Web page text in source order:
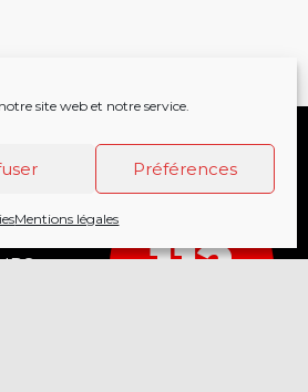
site web et notre service.
Préférences
Mentions légales
18
112